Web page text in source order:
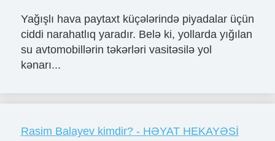
Yağışlı hava paytaxt küçələrində piyadalar üçün
ciddi narahatlıq yaradır. Belə ki, yollarda yığılan
su avtomobillərin təkərləri vasitəsilə yol
kənarı...
Rasim Balayev kimdir? - HƏYAT HEKAYƏSİ